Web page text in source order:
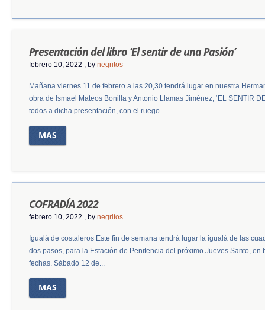
Presentación del libro ‘El sentir de una Pasión’
febrero 10, 2022 , by negritos
Mañana viernes 11 de febrero a las 20,30 tendrá lugar en nuestra
obra de Ismael Mateos Bonilla y Antonio Llamas Jiménez, ‘EL SENTIR
todos a dicha presentación, con el ruego...
MAS
COFRADÍA 2022
febrero 10, 2022 , by negritos
Igualá de costaleros Este fin de semana tendrá lugar la igualá de las
dos pasos, para la Estación de Penitencia del próximo Jueves Santo, en
fechas. Sábado 12 de...
MAS